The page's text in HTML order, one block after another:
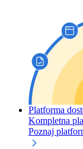
Platforma
Kompletna
Poznaj